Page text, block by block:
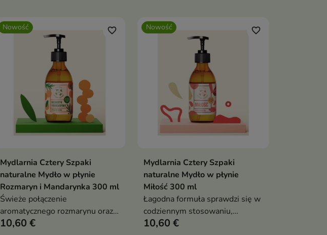
Nowość
Dodaj do koszyka
favorite_border
Mydlarnia Cztery Szpaki
naturalne Mydło w płynie
Rozmaryn i Mandarynka 300 ml
Świeże połączenie
aromatycznego rozmarynu oraz
soczystej mandarynki pobudza
10,60 €
Nowość
Dodaj do koszyka
favorite_border
Mydlarnia Cztery Szpaki
naturalne Mydło w płynie
Miłość 300 ml
Łagodna formuła sprawdzi się w
codziennym stosowaniu,
pozostawiając skórę miękką,
10,60 €